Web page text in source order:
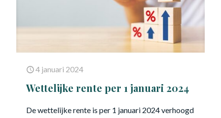
4 januari 2024
Wettelijke rente per 1 januari 2024
De wettelijke rente is per 1 januari 2024 verhoogd